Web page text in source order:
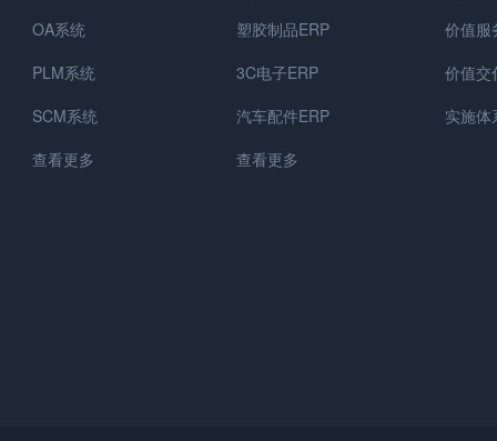
OA系统
PLM系统
SCM系统
查看更多
塑胶制品ERP
3C电子ERP
汽车配件ERP
查看更多
价值服
价值交
实施体